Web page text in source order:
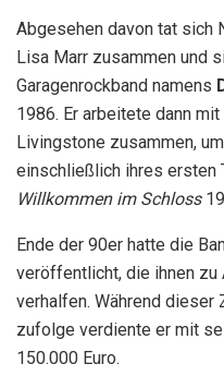
Abgesehen davon tat sich
Lisa Marr zusammen und
Garagenrockband namens
1986. Er arbeitete dann
Livingstone zusammen,
einschließlich ihres ersten
Willkommen im Schloss
Ende der 90er hatte die
veröffentlicht, die ihnen zu
verhalfen. Während dieser
zufolge verdiente er mit
150.000 Euro.